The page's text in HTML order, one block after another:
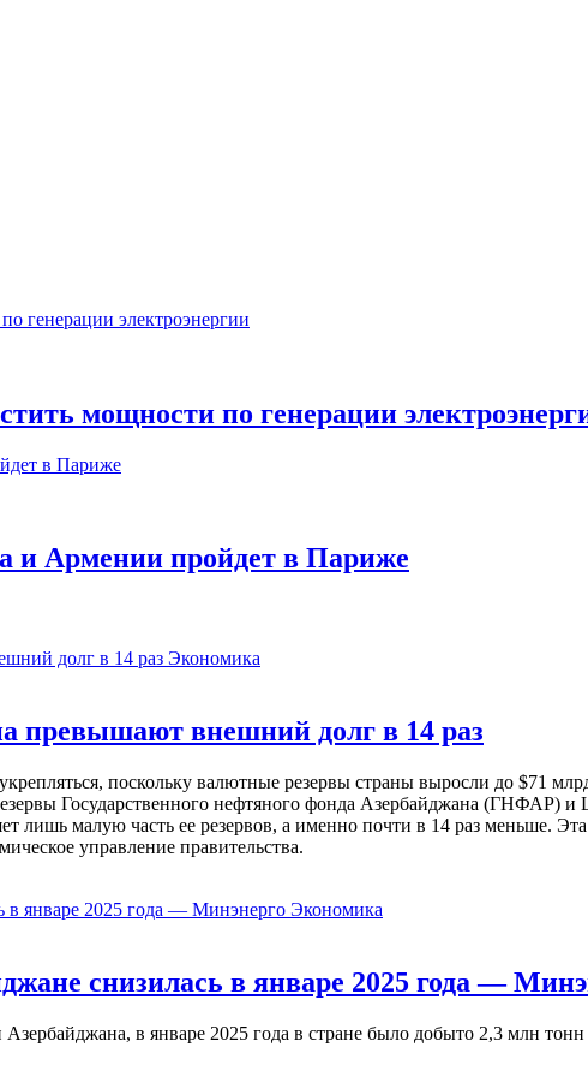
мощности по генерации
и Армении пройдет в Париже
Экономика
превышают внешний долг в 14 раз
поскольку валютные резервы страны выросли до $71
Государственного нефтяного фонда Азербайджана (ГНФАР) и
лишь малую часть ее резервов, а именно почти в 14 раз меньше.
управление правительства.
Экономика
снизилась в январе 2025 года —
в январе 2025 года в стране было добыто 2,3 млн